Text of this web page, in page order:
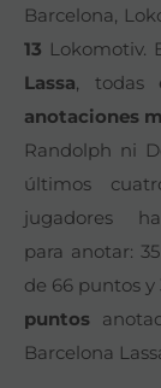
Barcelona,
13 Lokomotiv.
Lassa, todas
anotaciones
Randolph ni
últimos
jugadores
para anotar:
de 66 puntos y
puntos
Barcelona